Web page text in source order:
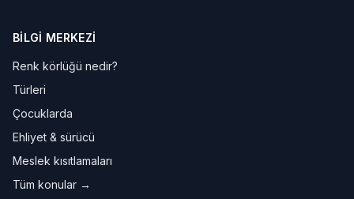
BILGI MERKEZI
Renk körlüğü nedir?
Türleri
Çocuklarda
Ehliyet & sürücü
Meslek kısıtlamaları
Tüm konular →